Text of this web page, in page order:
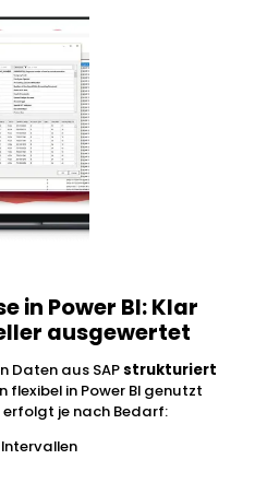
in Power BI: Klar
ausgewertet
Daten aus SAPstrukturiert
flexibel in Power BI genutzt
erfolgt je nach Bedarf: